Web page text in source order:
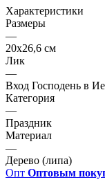
Характеристики
Размеры
—
20х26,6 см
Лик
—
Вход Господень в
Категория
—
Праздник
Материал
—
Дерево (липа)
Опт Оптовым